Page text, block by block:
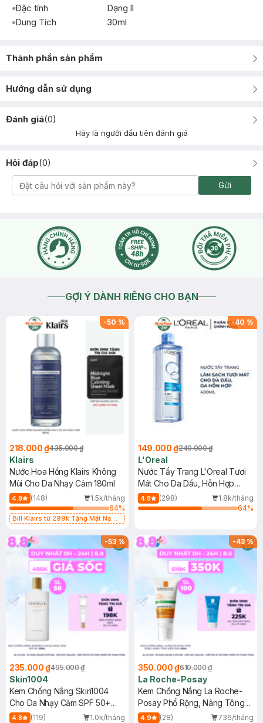
Đặc tính
Dạng lì
Dung Tích
30ml
Thành phần sản phẩm
Hướng dẫn sử dụng
Đánh giá(0)
Hãy là người đầu tiên đánh giá
Hỏi đáp(0)
Gửi
GỢI Ý DÀNH RIÊNG CHO BẠN
-50 %
218.000 ₫435.000 ₫
Klairs
Nước Hoa Hồng Klairs Không
Mùi Cho Da Nhạy Cảm 180ml
4.8 (148)
1.5k/tháng
64%
Bill Klairs từ 299k Tặng Mặt Nạ
25ml (SL Có Hạn)
-40 %
149.000 ₫249.000 ₫
L'Oreal
Nước Tẩy Trang L'Oreal Tươi
Mát Cho Da Dầu, Hỗn Hợp
400ml
4.8 (298)
1.8k/tháng
64%
-53%
235.000 ₫495.000 ₫
Skin1004
Kem Chống Nắng Skin1004
Cho Da Nhạy Cảm SPF 50+
50ml
4.8 (119)
1.0k/tháng
-43%
350.000 ₫610.000 ₫
La Roche-Posay
Kem Chống Nắng La Roche-
Posay Phổ Rộng, Nâng Tông
Kiềm Dầu 50ml
4.9 (28)
736/tháng